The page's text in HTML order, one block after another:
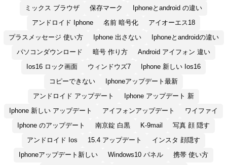
ミックス ブラウザ
保存マーク
Iphoneとandroid の違い
アンドロイド Iphone
名前 暗号化
アイオーエス18
プラスメッセージ 使い方
Iphone 出さない
Iphoneとandroidの違い
パソコンダウンロード
暗号 作り方
Android アイフォン 違い
Ios16 ロック画面
ウィンドウズ7
Iphone 新しい Ios16
コピーできない
Iphoneアップデート最新
アンドロイド アップデート
Iphone アップデート 新
Iphone 新しい アップデート
アイフォンアップデート
ワイファイ
Iphone のアップデート
南京錠 白黒 K-9mail
写真 顔 隠す
アンドロイド Ios
15.4 アップデート
インスタ 顔隠す
Iphoneアップデート新しい
Windows10 パネル
携帯 使い方